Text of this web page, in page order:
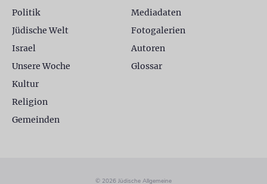
Politik
Jüdische Welt
Israel
Unsere Woche
Kultur
Religion
Gemeinden
Mediadaten
Fotogalerien
Autoren
Glossar
© 2026 Jüdische Allgemeine